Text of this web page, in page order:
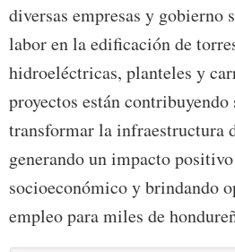
diversas empresas y gobierno
labor en la edificación de
hidroeléctricas, planteles y
proyectos están
transformar la infraestructura
generando un impacto
socioeconómico y brindando
empleo para miles de